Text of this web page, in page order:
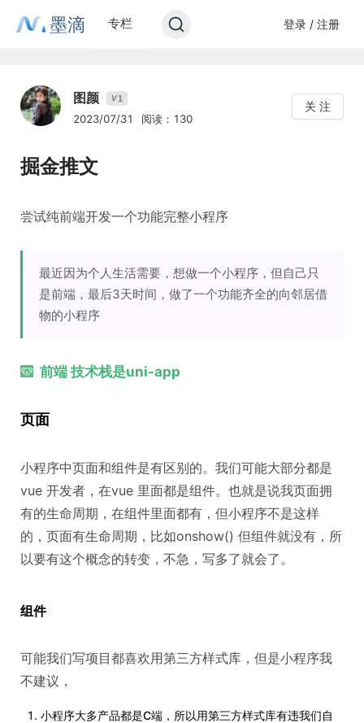
墨滴 专栏 登录 / 注册
图颜 V1
2023/07/31 阅读：130
关 注
掘金推文
尝试纯前端开发一个功能完整小程序
最近因为个人生活需要，想做一个小程序，但自己只
是前端，最后3天时间，做了一个功能齐全的向邻居借
物的小程序
前端 技术栈是uni-app
页面
小程序中页面和组件是有区别的。我们可能大部分都是
vue 开发者，在vue 里面都是组件。也就是说我页面拥
有的生命周期，在组件里面都有，但小程序不是这样
的，页面有生命周期，比如onshow() 但组件就没有，所
以要有这个概念的转变，不急，写多了就会了。
组件
可能我们写项目都喜欢用第三方样式库，但是小程序我
不建议，
小程序大多产品都是C端，所以用第三方样式库有违我们自